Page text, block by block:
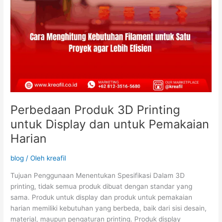
Perbedaan Produk 3D Printing
untuk Display dan untuk Pemakaian
Harian
blog / Oleh kreafil
Tujuan Penggunaan Menentukan Spesifikasi Dalam 3D
printing, tidak semua produk dibuat dengan standar yang
sama. Produk untuk display dan produk untuk pemakaian
harian memiliki kebutuhan yang berbeda, baik dari sisi desain,
material, maupun pengaturan printing. Produk display